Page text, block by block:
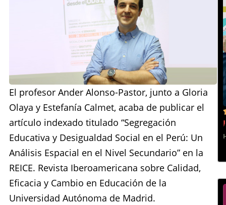
El profesor Ander Alonso-Pastor, junto a Gloria
Olaya y Estefanía Calmet, acaba de publicar el
artículo indexado titulado “Segregación
Educativa y Desigualdad Social en el Perú: Un
Análisis Espacial en el Nivel Secundario” en la
REICE. Revista Iberoamericana sobre Calidad,
Eficacia y Cambio en Educación de la
Universidad Autónoma de Madrid.